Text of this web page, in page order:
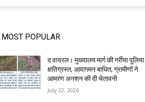
MOST POPULAR
द वायरल। मुख्यालय मार्ग की गर्रीया पुलिया
क्षतिग्रस्त, आवागमन बाधित; ग्रामीणों ने
आमरण अनशन की दी चेतावनी
July 22, 2026